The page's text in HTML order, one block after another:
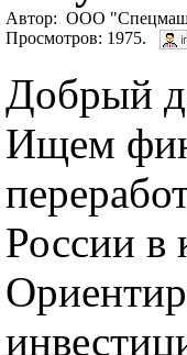
Автор: ООО
Просмотров: 1975.
Добрый
Ищем
России в